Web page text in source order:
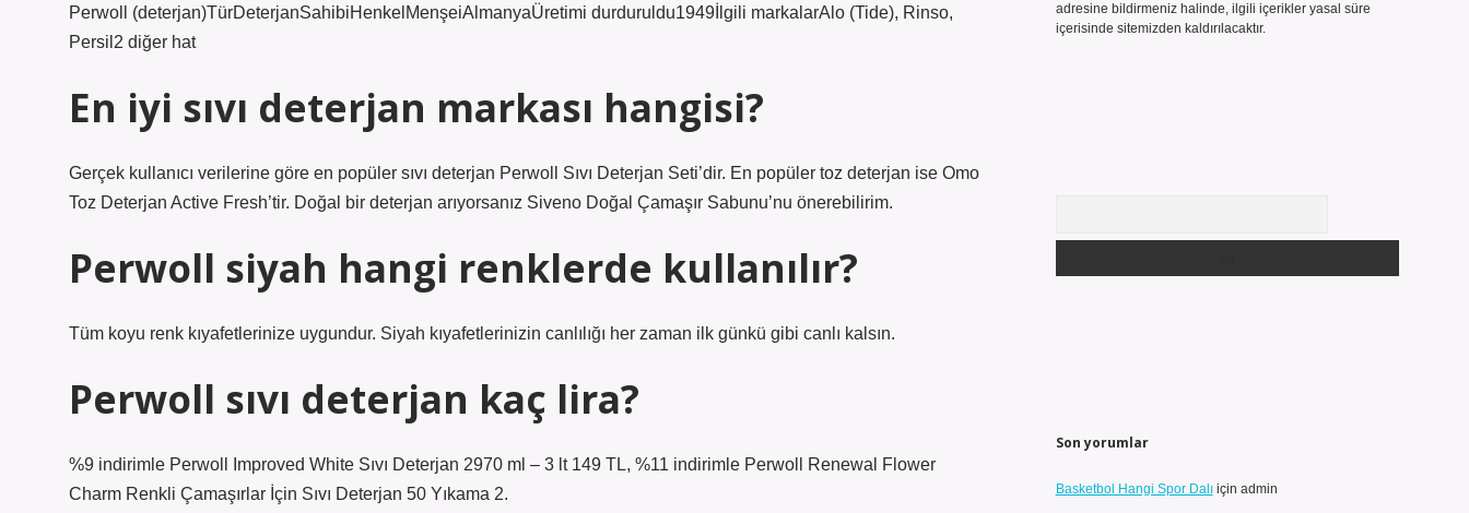
Perwoll (deterjan)TürDeterjanSahibiHenkelMenşeiAlmanyaÜretimi durduruldu1949İlgili markalarAlo (Tide), Rinso,
Persil2 diğer hat
En iyi sıvı deterjan markası hangisi?
Gerçek kullanıcı verilerine göre en popüler sıvı deterjan Perwoll Sıvı Deterjan Seti’dir. En popüler toz deterjan ise Omo
Toz Deterjan Active Fresh’tir. Doğal bir deterjan arıyorsanız Siveno Doğal Çamaşır Sabunu’nu önerebilirim.
Perwoll siyah hangi renklerde kullanılır?
Tüm koyu renk kıyafetlerinize uygundur. Siyah kıyafetlerinizin canlılığı her zaman ilk günkü gibi canlı kalsın.
Perwoll sıvı deterjan kaç lira?
%9 indirimle Perwoll Improved White Sıvı Deterjan 2970 ml – 3 lt 149 TL, %11 indirimle Perwoll Renewal Flower
Charm Renkli Çamaşırlar İçin Sıvı Deterjan 50 Yıkama 2.
adresine bildirmeniz halinde, ilgili içerikler yasal süre
içerisinde sitemizden kaldırılacaktır.
Son yorumlar
Basketbol Hangi Spor Dalıiçin admin